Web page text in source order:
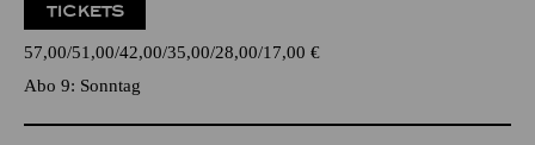
TICKETS
57,00 51,00 42,00 35,00 28,00 17,00 €
Abo 9: Sonntag